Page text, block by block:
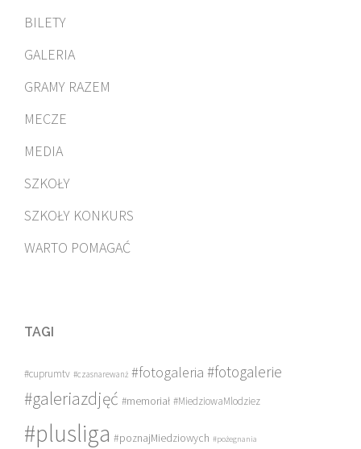
BILETY
GALERIA
GRAMY RAZEM
MECZE
MEDIA
SZKOŁY
SZKOŁY KONKURS
WARTO POMAGAĆ
TAGI
#cuprumtv #czasnarewanż #fotogaleria #fotogalerie
#galeriazdjęć #memoriał #MiedziowaMlodziez
#plusliga #poznajMiedziowych #pożegnania